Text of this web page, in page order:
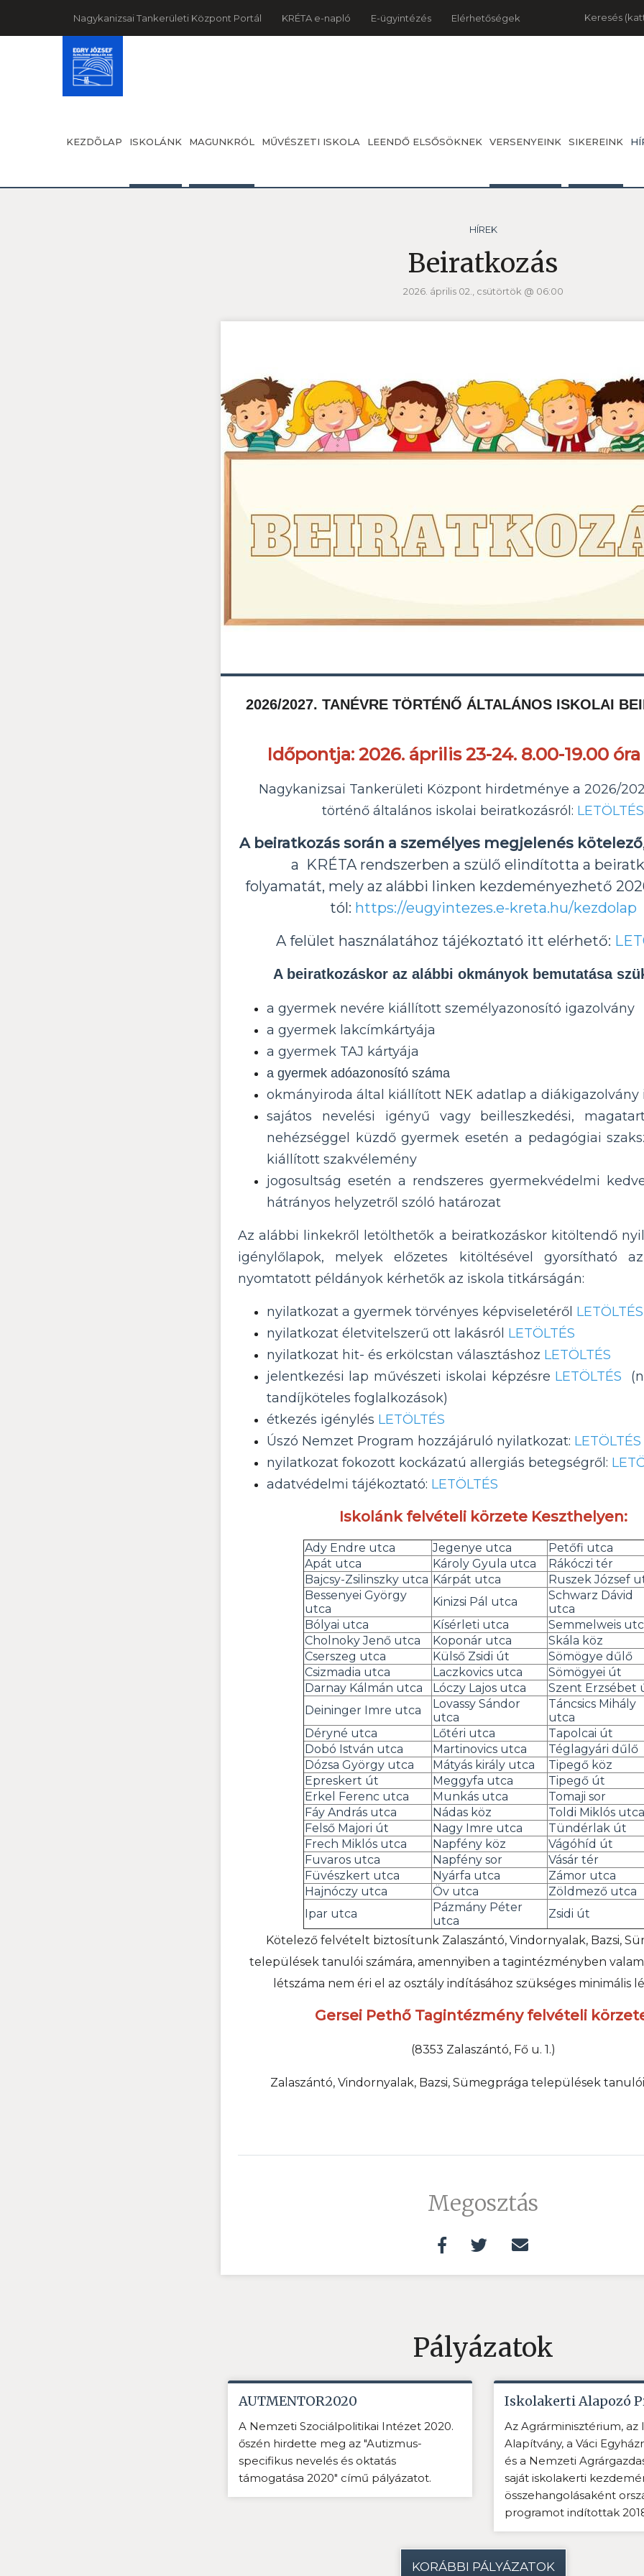
Nagykanizsai Tankerületi Központ Portál KRÉTA e-napló E-ügyintézés Elérhetőségek Keresés
KEZDÕLAP ISKOLÁNK MAGUNKRÓL MŰVÉSZETI ISKOLA LEENDŐ ELSŐSÖKNEK VERSENYEINK SIKEREINK
HÍREK
Beiratkozás
2026. április 02., csütörtök @ 06:00
2026/2027. TANÉVRE TÖRTÉNŐ ÁLTALÁNOS ISKOLAI
Időpontja: 2026. április 23-24. 8.00-19.00
Nagykanizsai Tankerületi Központ hirdetménye a 2026/
történő általános iskolai beiratkozásról: LETÖLTÉS
A beiratkozás során a személyes megjelenés kötelező
a KRÉTA rendszerben a szülő elindította a
folyamatát, mely az alábbi linken kezdeményezhető
tól: https://eugyintezes.e-kreta.hu/kezdolap
A felület használatához tájékoztató itt elérhető:
A beiratkozáskor az alábbi okmányok bemutatása
a gyermek nevére kiállított személyazonosító igazolvány
a gyermek lakcímkártyája
a gyermek TAJ kártyája
a gyermek adóazonosító száma
okmányiroda által kiállított NEK adatlap a diákigazolvány
sajátos nevelési igényű vagy beilleszkedési,
nehézséggel küzdő gyermek esetén a pedagógiai
kiállított szakvélemény
jogosultság esetén a rendszeres gyermekvédelmi
hátrányos helyzetről szóló határozat
Az alábbi linkekről letölthetők a beiratkozáskor kitöltendő
igénylőlapok, melyek előzetes kitöltésével gyorsítható
nyomtatott példányok kérhetők az iskola titkárságán:
nyilatkozat a gyermek törvényes képviseletéről LETÖLTÉS
nyilatkozat életvitelszerű ott lakásról LETÖLTÉS
nyilatkozat hit- és erkölcstan választáshoz LETÖLTÉS
jelentkezési lap művészeti iskolai képzésre LETÖLTÉS
tandíjköteles foglalkozások)
étkezés igénylés LETÖLTÉS
Úszó Nemzet Program hozzájáruló nyilatkozat: LETÖLTÉS
nyilatkozat fokozott kockázatú allergiás betegségről:
adatvédelmi tájékoztató: LETÖLTÉS
Iskolánk felvételi körzete Keszthelyen:
Ady Endre utca Jegenye utca
Petőfi utca
Apát utca
Károly Gyula utca
Rákóczi tér
Bajcsy-Zsilinszky utca Kárpát utca
Ruszek József
Bessenyei György
utca
Kinizsi Pál utca
Schwarz Dávid
utca
Bólyai utca
Kísérleti utca
Semmelweis
Cholnoky Jenő utca
Koponár utca
Skála köz
Cserszeg utca
Külső Zsidi út
Sömögye dűlő
Csizmadia utca
Laczkovics utca
Sömögyei út
Darnay Kálmán utca
Lóczy Lajos utca
Szent Erzsébet
Deininger Imre utca
Lovassy Sándor
utca
Táncsics Mihály
utca
Déryné utca
Lőtéri utca
Tapolcai út
Dobó István utca
Martinovics utca
Téglagyári dűlő
Dózsa György utca
Mátyás király utca
Tipegő köz
Epreskert út
Meggyfa utca
Tipegő út
Erkel Ferenc utca
Munkás utca
Tomaji sor
Fáy András utca
Nádas köz
Toldi Miklós utca
Felső Majori út
Nagy Imre utca
Tündérlak út
Frech Miklós utca
Napfény köz
Vágóhíd út
Fuvaros utca
Napfény sor
Vásár tér
Füvészkert utca
Nyárfa utca
Zámor utca
Hajnóczy utca
Öv utca
Zöldmező utca
Ipar utca
Pázmány Péter
utca
Zsidi út
Kötelező felvételt biztosítunk Zalaszántó, Vindornyalak, Bazsi,
települések tanulói számára, amennyiben a tagintézményben
létszáma nem éri el az osztály indításához szükséges minimális
Gersei Pethő Tagintézmény felvételi
(8353 Zalaszántó, Fő u. 1.)
Zalaszántó, Vindornyalak, Bazsi, Sümegprága települések tanulói
Megosztás
Pályázatok
AUTMENTOR2020
A Nemzeti Szociálpolitikai Intézet 2020.
őszén hirdette meg az "Autizmus-
specifikus nevelés és oktatás
támogatása 2020" című pályázatot.
Iskolakerti Alapozó
Az Agrárminisztérium,
Alapítvány, a Váci
és a Nemzeti
saját iskolakerti
összehangolásaként
programot indítottak
KORÁBBI PÁLYÁZATOK